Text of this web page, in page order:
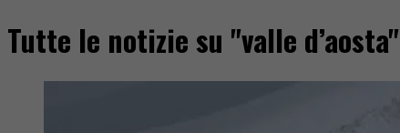
Tutte le notizie su "valle d’aosta"